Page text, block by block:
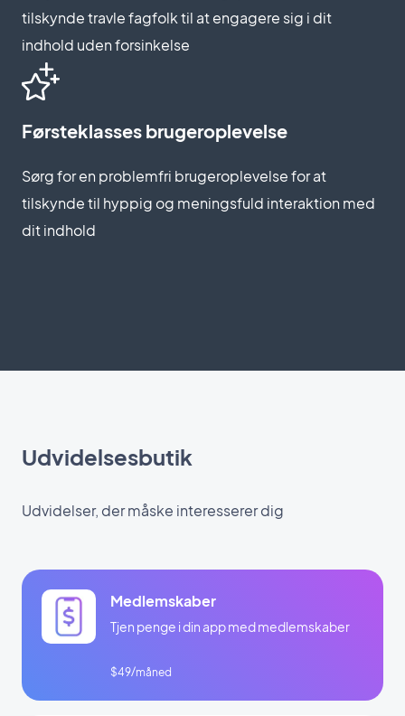
tilskynde travle fagfolk til at engagere sig i dit
indhold uden forsinkelse
Førsteklasses brugeroplevelse
Sørg for en problemfri brugeroplevelse for at
tilskynde til hyppig og meningsfuld interaktion med
dit indhold
Udvidelsesbutik
Udvidelser, der måske interesserer dig
Medlemskaber
Tjen penge i din app med medlemskaber
$49/måned